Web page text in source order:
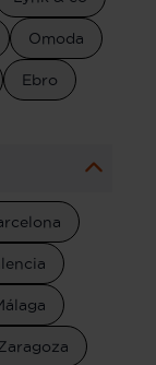
Omoda
Ebro